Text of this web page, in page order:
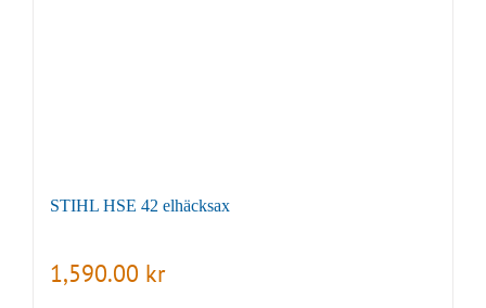
STIHL HSE 42 elhäcksax
1,590.00 kr